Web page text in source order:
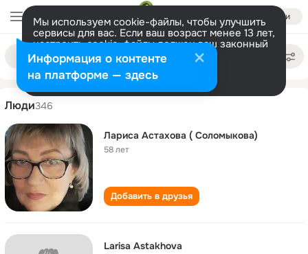
Войти
Мы используем cookie-файлы, чтобы улучшить
сервисы для вас. Если ваш возраст менее 13 лет,
настроить cookie-файлы должен ваш законный
представитель. Больше информации
Разрешить все Настроить
людям
larisa astakhova
Люди346
Лариса Астахова ( Соломыкова)
58 лет
Добавить в друзья
Larisa Astakhova
Информация о контенте
на платформе — здесь